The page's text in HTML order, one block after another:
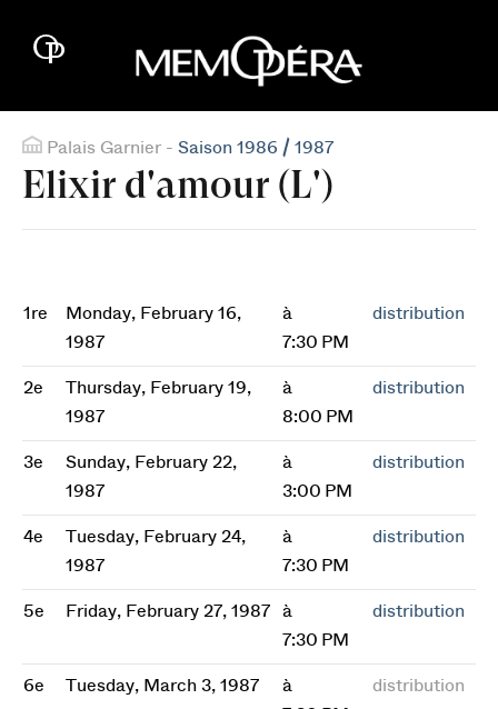
Palais Garnier - Saison 1986 / 1987
Elixir d'amour (L')
1re
Monday, February 16,
1987
à
7:30 PM
distribution
2e
Thursday, February 19,
1987
à
8:00 PM
distribution
3e
Sunday, February 22,
1987
à
3:00 PM
distribution
4e
Tuesday, February 24,
1987
à
7:30 PM
distribution
5e Friday, February 27, 1987
à
7:30 PM
distribution
6e Tuesday, March 3, 1987
à
distribution